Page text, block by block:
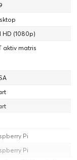
HD (1080p)
aktiv matris
Pi
Pi